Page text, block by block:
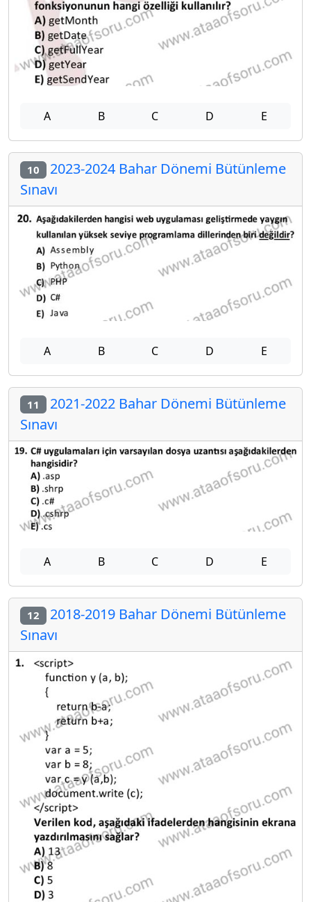
A B C D E
10 2023-2024 Bahar Dönemi Bütünleme
Sınavı
A B C D E
11 2021-2022 Bahar Dönemi Bütünleme
Sınavı
A B C D E
12 2018-2019 Bahar Dönemi Bütünleme
Sınavı